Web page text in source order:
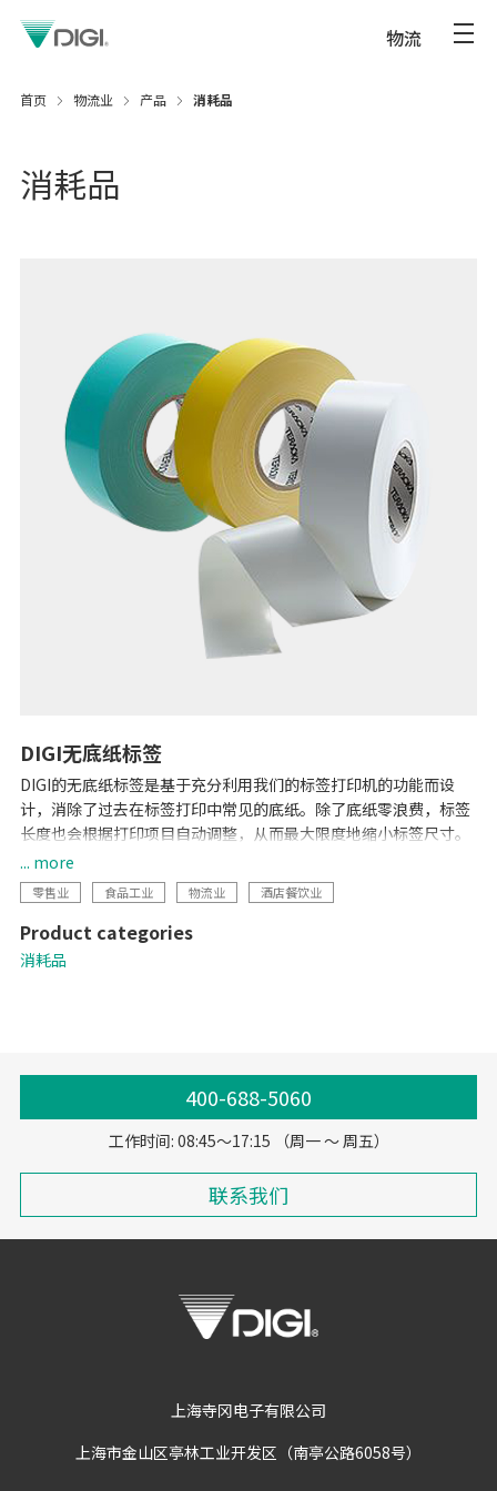
物流
首页 物流业 产品 消耗品
消耗品
DIGI无底纸标签
DIGI的无底纸标签是基于充分利用我们的标签打印机的功能而设
计，消除了过去在标签打印中常见的底纸。除了底纸零浪费，标签
长度也会根据打印项目自动调整，从而最大限度地缩小标签尺寸。
因此，无底纸标签减少了底纸废弃物对环境的影响，使贴标更经
济、更高效。
... more
零售业 食品工业 物流业 酒店餐饮业
Product categories
消耗品
400-688-5060
工作时间: 08:45～17:15 （周一 ～ 周五）
联系我们
上海寺冈电子有限公司
上海市金山区亭林工业开发区（南亭公路6058号）